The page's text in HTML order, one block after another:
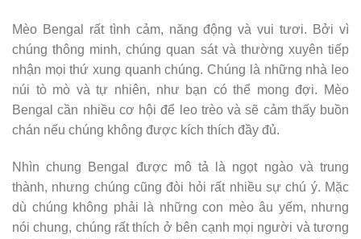
Mèo Bengal rất tình cảm, năng động và vui tươi. Bởi vì
chúng thông minh, chúng quan sát và thường xuyên tiếp
nhận mọi thứ xung quanh chúng. Chúng là những nhà leo
núi tò mò và tự nhiên, như bạn có thể mong đợi. Mèo
Bengal cần nhiều cơ hội để leo trèo và sẽ cảm thấy buồn
chán nếu chúng không được kích thích đầy đủ.
Nhìn chung Bengal được mô tả là ngọt ngào và trung
thành, nhưng chúng cũng đòi hỏi rất nhiều sự chú ý. Mặc
dù chúng không phải là những con mèo âu yếm, nhưng
nói chung, chúng rất thích ở bên cạnh mọi người và tương